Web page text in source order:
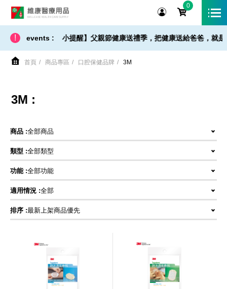
0
! events :
【 出貨 / 免運 - 小提醒】父親節健康送禮季，把健康送給爸爸，就是
首頁 商品專區 口腔保健品牌 3M
3M :
商品 :全部商品
類型 :全部類型
功能 :全部功能
適用情況 :全部
排序 :最新上架商品優先